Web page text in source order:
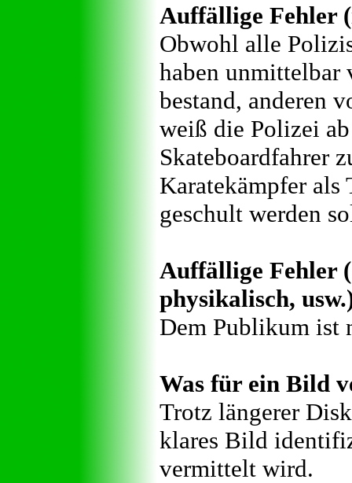
Auffällige Fehler
Obwohl alle
haben
bestand, anderen
weiß die Polizei
Skateboardfahrer
Karatekämpfer als
geschult werden
Auffällige Fehler
physikalisch,
Dem Publikum ist
Was für ein Bild
Trotz längerer
klares Bild
vermittelt wird.